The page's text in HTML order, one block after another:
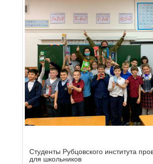
Студенты Рубцовского института
для школьников